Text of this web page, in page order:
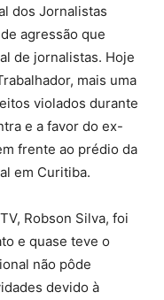
dos Jornalistas
agressão que
de jornalistas. Hoje
mais uma
violados durante
e a favor do ex-
frente ao prédio da
em Curitiba.
Robson Silva, foi
e quase teve o
não pôde
devido à